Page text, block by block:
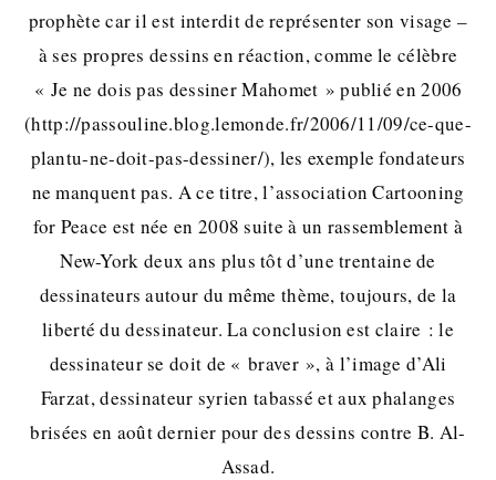
prophète car il est interdit de représenter son visage –
à ses propres dessins en réaction, comme le célèbre
« Je ne dois pas dessiner Mahomet » publié en 2006
(http://passouline.blog.lemonde.fr/2006/11/09/ce-que-
plantu-ne-doit-pas-dessiner/), les exemple fondateurs
ne manquent pas. A ce titre, l’association Cartooning
for Peace est née en 2008 suite à un rassemblement à
New-York deux ans plus tôt d’une trentaine de
dessinateurs autour du même thème, toujours, de la
liberté du dessinateur. La conclusion est claire : le
dessinateur se doit de « braver », à l’image d’Ali
Farzat, dessinateur syrien tabassé et aux phalanges
brisées en août dernier pour des dessins contre B. Al-
Assad.